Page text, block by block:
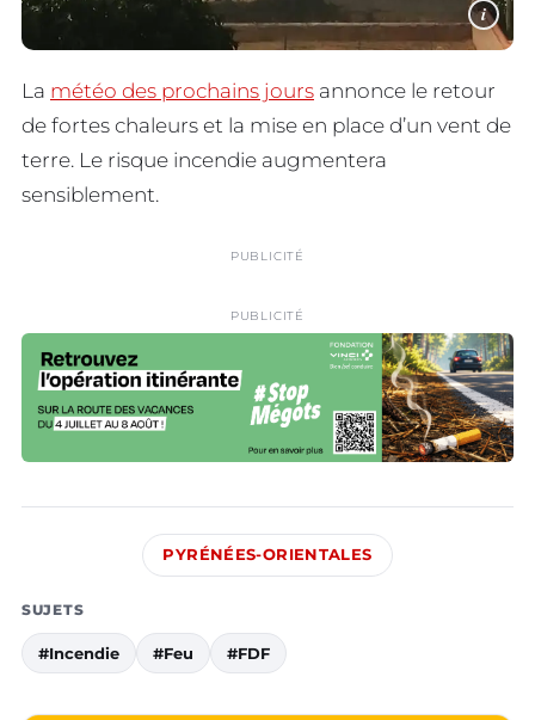
i
La météo des prochains jours annonce le retour
de fortes chaleurs et la mise en place d’un vent de
terre. Le risque incendie augmentera
sensiblement.
PUBLICITÉ
PUBLICITÉ
PYRÉNÉES-ORIENTALES
SUJETS
#Incendie #Feu #FDF